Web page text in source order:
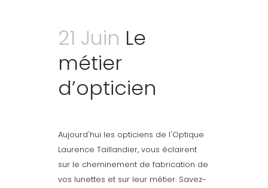
21 Juin Le
métier
d’opticien
Aujourd'hui les opticiens de l'Optique
Laurence Taillandier, vous éclairent
sur le cheminement de fabrication de
vos lunettes et sur leur métier. Savez-